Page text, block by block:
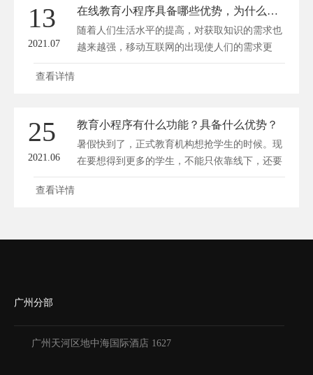
13
2021.07
在线教育小程序具备哪些优势，为什么受欢迎？
随着人们生活水平的提高，对获取知识的需求也
越来越强，移动互联网的出现使人们的需求更
容...
查看详情
25
2021.06
教育小程序有什么功能？具备什么优势？
暑假快到了，正式教育机构想抢学生的时候。现
在要想得到更多的学生，不能只依靠线下，还要
在...
查看详情
广州分部
广州天河区地中海国际酒店 1627